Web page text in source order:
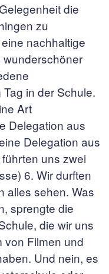
die
zu
nachhaltige
wunderschöner
in der Schule.
Art
Delegation aus
Delegation aus
uns zwei
6. Wir durften
alles sehen. Was
sprengte die
die wir uns
von Filmen und
Und nein, es